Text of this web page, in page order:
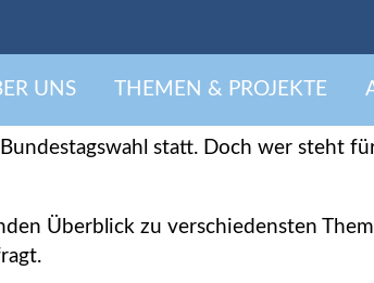
UNS THEMEN & PROJEKTE
7 Tage 7 Fragen
statt. Doch wer steht
Überblick zu verschiedensten